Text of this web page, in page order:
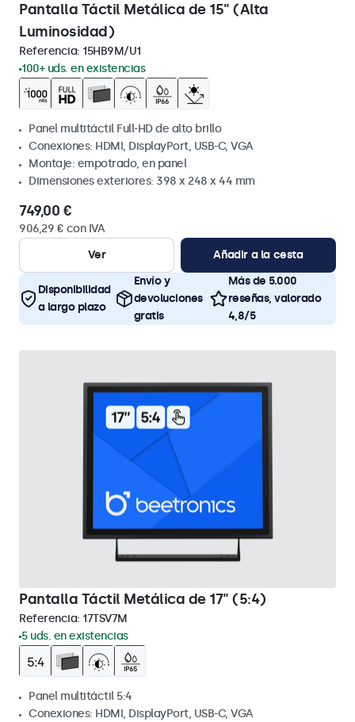
Pantalla Táctil Metálica de 15" (Alta
Luminosidad)
Referencia: 15HB9M/U1
100+ uds. en existencias
Panel multitáctil Full-HD de alto brillo
Conexiones: HDMI, DisplayPort, USB-C, VGA
Montaje: empotrado, en panel
Dimensiones exteriores: 398 x 248 x 44 mm
749,00 €
906,29 € con IVA
Ver
Añadir a la cesta
Disponibilidad
a largo plazo
Envío y
devoluciones
gratis
Más de 5.000
reseñas, valorado
4,8/5
Pantalla Táctil Metálica de 17" (5:4)
Referencia: 17TSV7M
5 uds. en existencias
Panel multitáctil 5:4
Conexiones: HDMI, DisplayPort, USB-C, VGA